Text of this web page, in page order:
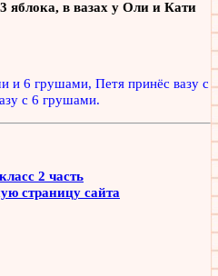
яблока, в вазах у Оли и Кати
и 6 грушами, Петя принёс вазу с
с 6 грушами.
2 часть
страницу сайта